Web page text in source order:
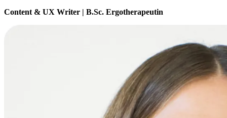
Content & UX Writer | B.Sc. Ergotherapeutin